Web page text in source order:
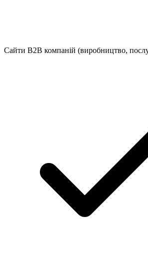
Сайти B2B компаній (виробництво,